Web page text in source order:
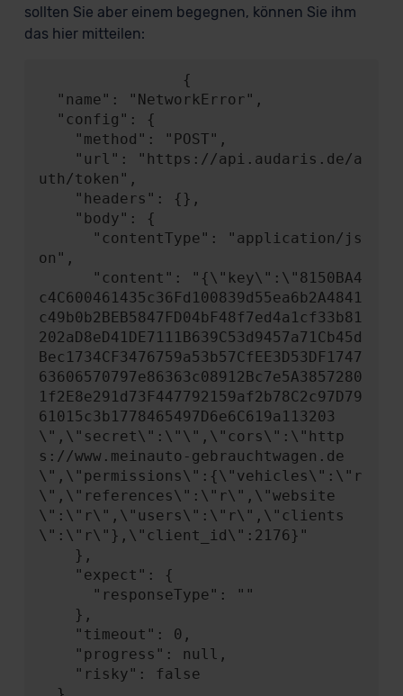
sollten Sie aber einem begegnen, können Sie ihm
das hier mitteilen:
uth/token",
on",
c4C600461435c36Fd100839d55ea6b2A4841
c49b0b2BEB5847FD04bF48f7ed4a1cf33b81
202aD8eD41DE7111B639C53d9457a71Cb45d
Bec1734CF3476759a53b57CfEE3D53DF1747
63606570797e86363c08912Bc7e5A3857280
1f2E8e291d73F447792159af2b78C2c97D79
61015c3b1778465497D6e6C619a113203
\",\"secret\":\"\",\"cors\":\"http
s://www.meinauto-gebrauchtwagen.de
\",\"permissions\":{\"vehicles\":\"r
\",\"references\":\"r\",\"website
\":\"r\",\"users\":\"r\",\"clients
\":\"r\"},\"client_id\":2176}"